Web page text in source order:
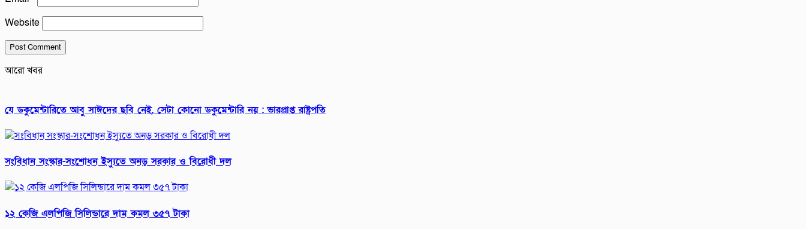
Website
আরো খবর
যে ডকুমেন্টারিতে আবু সাঈদের ছবি নেই, সেটা কোনো ডকুমেন্টারি নয় : ভারপ্রাপ্ত রাষ্ট্রপতি
সংবিধান সংস্কার-সংশোধন ইস্যুতে অনড় সরকার ও বিরোধী দল
১২ কেজি এলপিজি সিলিন্ডারে দাম কমল ৩৫৭ টাকা